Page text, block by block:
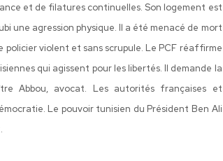
et de filatures continuelles. Son logement est
une agression physique. Il a été menacé de mort
policier violent et sans scrupule. Le PCF réaffirme
qui agissent pour les libertés. Il demande la
Abbou, avocat. Les autorités françaises et
Le pouvoir tunisien du Président Ben Ali